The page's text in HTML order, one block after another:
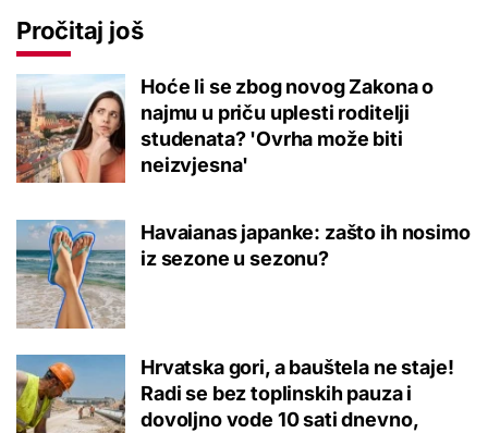
Pročitaj još
Hoće li se zbog novog Zakona o
najmu u priču uplesti roditelji
studenata? 'Ovrha može biti
neizvjesna'
Havaianas japanke: zašto ih nosimo
iz sezone u sezonu?
Hrvatska gori, a bauštela ne staje!
Radi se bez toplinskih pauza i
dovoljno vode 10 sati dnevno,